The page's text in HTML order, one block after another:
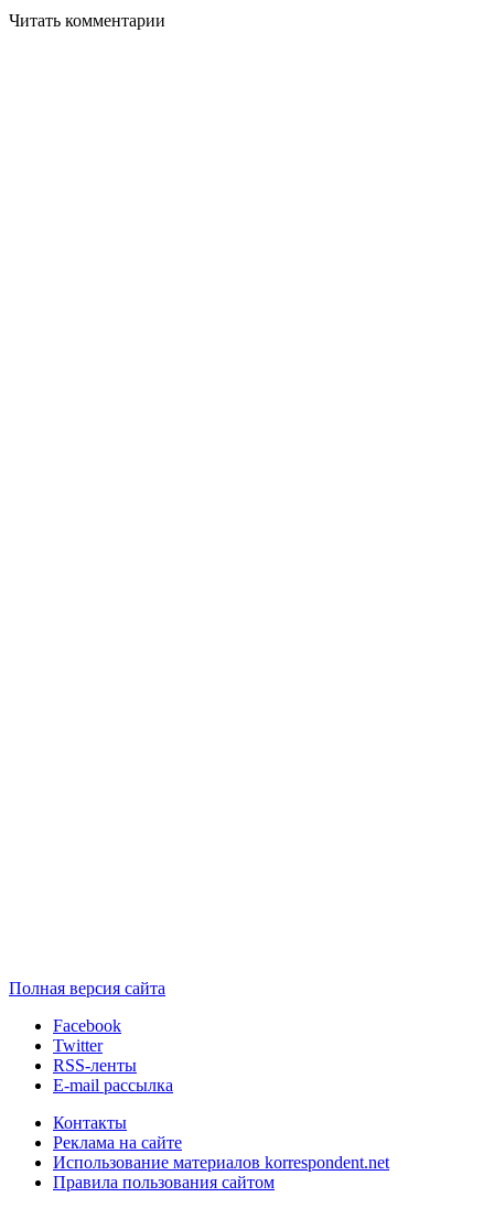
Читать комментарии
Полная версия сайта
Facebook
Twitter
RSS-ленты
E-mail рассылка
Контакты
Реклама на сайте
Использование материалов korrespondent.net
Правила пользования сайтом